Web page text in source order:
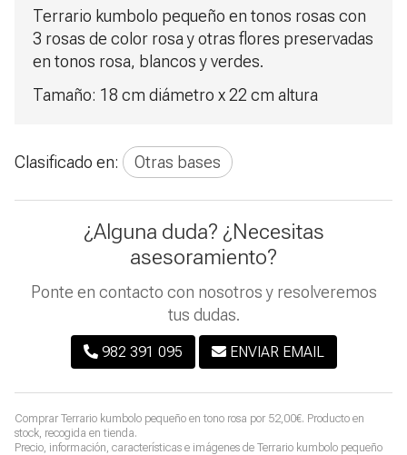
Comprar Terrario kumbolo pequeño en tono rosa por 52,00€. Producto en
stock, recogida en tienda.
Precio, información, características e imágenes de Terrario kumbolo pequeño
Terrario kumbolo pequeño en tonos rosas con
3 rosas de color rosa y otras flores preservadas
en tonos rosa, blancos y verdes.
Tamaño: 18 cm diámetro x 22 cm altura
Clasificado en: Otras bases
¿Alguna duda? ¿Necesitas
asesoramiento?
Ponte en contacto con nosotros y resolveremos
tus dudas.
982 391 095 ENVIAR EMAIL